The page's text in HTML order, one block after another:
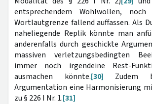
entsprechendem Wohlwollen,
Wortlautgrenze fallend auffassen. Als
naheliegende Replik könnte man
anderenfalls durch geschickte
massiven verletzungsbedingten
immer noch irgendeine Rest-
ausmachen könnte.[30] Zudem
Argumentation eine Harmonisierung
zu § 226 I Nr. 1.[31]